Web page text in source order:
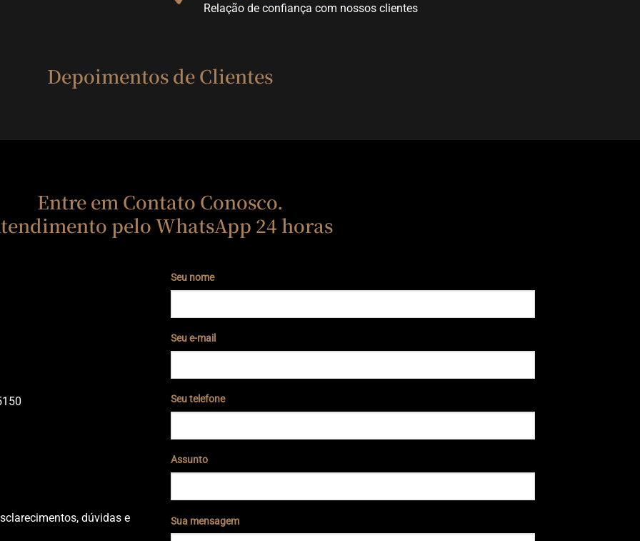
Relação de confiança com nossos clientes
Depoimentos de Clientes
Entre em Contato Conosco.
pelo WhatsApp 24 horas
dúvidas e
Seu nome
Seu e-mail
Seu telefone
Assunto
Sua mensagem